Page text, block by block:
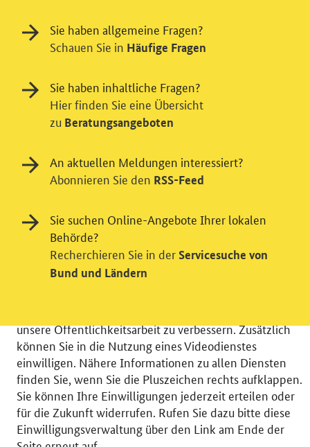
© 2026 Bundesministerium für Wirtschaft und Energie
RSS
Benutzerhinweise
Inhaltsverzeichnis
Impressum
Barrierefreiheit
Datenschutz
Einwilligung in Tracking und / oder
Videodienst
Wir bitten Sie an dieser Stelle um Ihre Einwilligung für
verschiedene Zusatzdienste unserer Webseite: Wir
unsere Öffentlichkeitsarbeit zu verbessern. Zusätzlich
können Sie in die Nutzung eines Videodienstes
einwilligen. Nähere Informationen zu allen Diensten
finden Sie, wenn Sie die Pluszeichen rechts aufklappen.
Sie können Ihre Einwilligungen jederzeit erteilen oder
für die Zukunft widerrufen. Rufen Sie dazu bitte diese
Einwilligungsverwaltung über den Link am Ende der
Sie haben allgemeine Fragen?
Schauen Sie in Häufige Fragen
Sie haben inhaltliche Fragen?
Hier finden Sie eine Übersicht
zu Beratungsangeboten
An aktuellen Meldungen interessiert?
Abonnieren Sie den RSS-Feed
Sie suchen Online-Angebote Ihrer lokalen
Behörde?
Recherchieren Sie in der Servicesuche von
Bund und Ländern